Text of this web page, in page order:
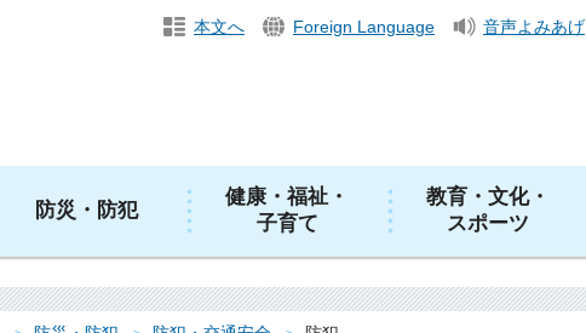
本文へ Foreign Language 音声よみあげ
防災・防犯
健康・福祉・
子育て
教育・文化・
スポーツ